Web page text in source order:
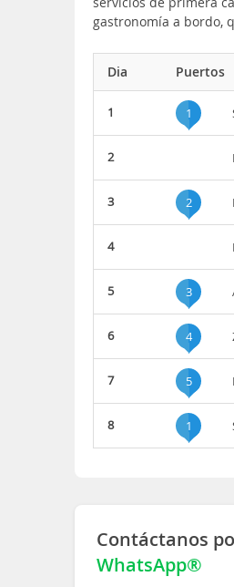
gastronomía a bordo,
Dia Puertos
1 1
2
3 2
4
5 3
6 4
7 5
8 1
Contáctanos
WhatsApp®